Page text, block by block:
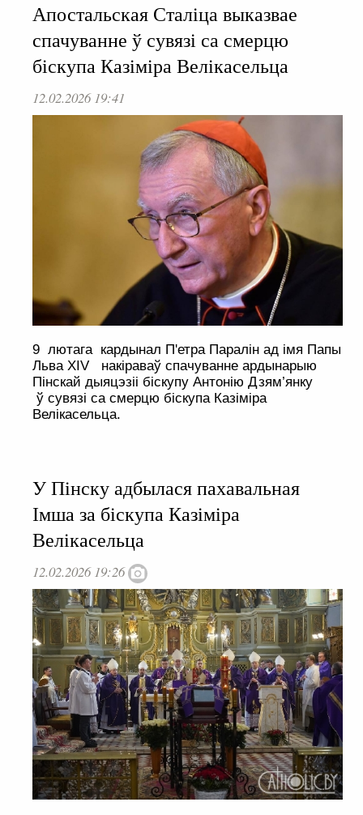
Апостальская Сталіца выказвае
спачуванне ў сувязі са смерцю
біскупа Казіміра Велікасельца
12.02.2026 19:41
9 лютага кардынал П'етра Паралін ад імя Папы
Льва XIV накіраваў спачуванне ардынарыю
Пінскай дыяцэзіі біскупу Антонію Дзям’янку
ў сувязі са смерцю біскупа Казіміра
Велікасельца.
У Пінску адбылася пахавальная
Імша за біскупа Казіміра
Велікасельца
12.02.2026 19:26